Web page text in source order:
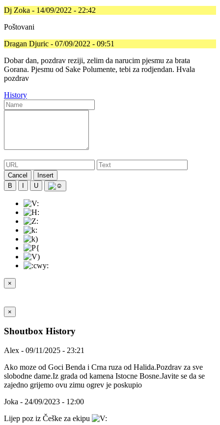
Dj Zoka - 14/09/2022 - 22:42
Poštovani
Dragan Djuric - 07/09/2022 - 09:51
Dobar dan, pozdrav reziji, zelim da narucim pjesmu za brata
Gorana. Pjesmu od Sake Polumente, tebi za rodjendan. Hvala
pozdrav
History
Cancel
Insert
B
U
×
×
Shoutbox History
Alex - 09/11/2025 - 23:21
Ako moze od Goci Benda i Crna ruza od Halida.Pozdrav za sve
slobodne dame.Iz grada od kamena Istocne Bosne.Javite se da se
zajedno grijemo ovu zimu ogrev je poskupio
Joka - 24/09/2023 - 12:00
Lijep poz iz Češke za ekipu